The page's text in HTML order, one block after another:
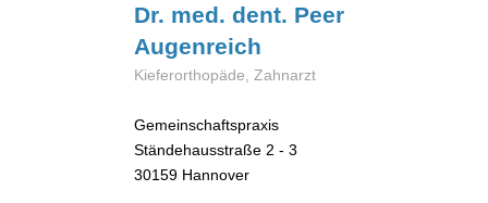
Dr. med. dent. Peer
Augenreich
Kieferorthopäde, Zahnarzt
Gemeinschaftspraxis
Ständehausstraße 2 - 3
30159 Hannover